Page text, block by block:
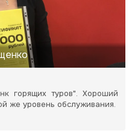
горящих туров". Хороший
же уровень обслуживания.